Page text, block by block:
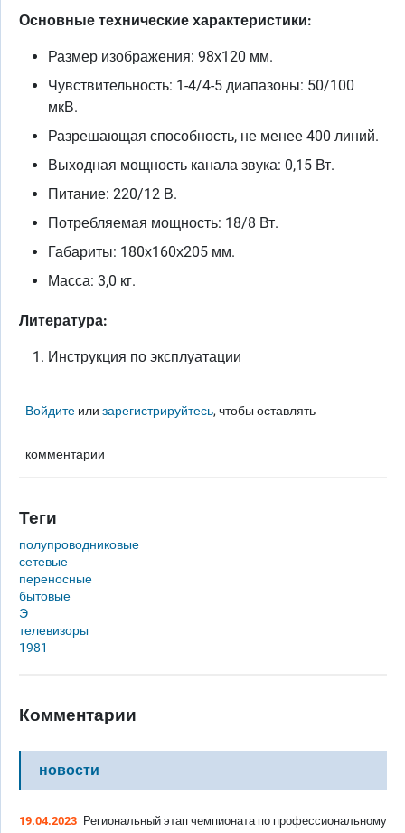
Основные технические характеристики:
Размер изображения: 98х120 мм.
Чувствительность: 1-4/4-5 диапазоны: 50/100
мкВ.
Разрешающая способность, не менее 400 линий.
Выходная мощность канала звука: 0,15 Вт.
Питание: 220/12 В.
Потребляемая мощность: 18/8 Вт.
Габариты: 180х160х205 мм.
Масса: 3,0 кг.
Литература:
Инструкция по эксплуатации
Войдите илизарегистрируйтесь, чтобы оставлять
комментарии
Теги
полупроводниковые
сетевые
переносные
бытовые
Э
телевизоры
1981
Комментарии
новости
19.04.2023 Региональный этап чемпионата по профессиональному